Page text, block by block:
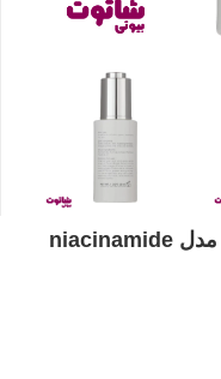
سرم روشن کننده برایت مکس مدل niacinamide